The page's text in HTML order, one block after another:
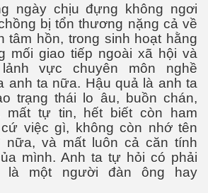
ngày chịu đựng không ngơi
bị tổn thương nặng cả về
tâm hồn, trong sinh hoạt hằng
mối giao tiếp ngoài xã hội và
vực chuyên môn nghề
anh ta nữa. Hậu quả là anh ta
trạng thái lo âu, buồn chán,
mất tự tin, hết biết còn ham
việc gì, không còn nhớ tên
nữa, và mất luôn cả căn tính
mình. Anh ta tự hỏi có phải
là một người đàn ông hay